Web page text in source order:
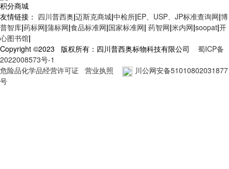
积分商城
友情链接： 四川普西奥|迈斯克商城|中检所|EP、USP、JP标准查询网|博
普智库|药标网|蒲标网|食品标准网|国家标准网| 药智网|米内网|soopat|开
心图书馆|
Copyright ©2023 版权所有：四川普西奥标物科技有限公司 蜀ICP备
2022008573号-1
危险品化学品经营许可证
营业执照
川公网安备51010802031877
号